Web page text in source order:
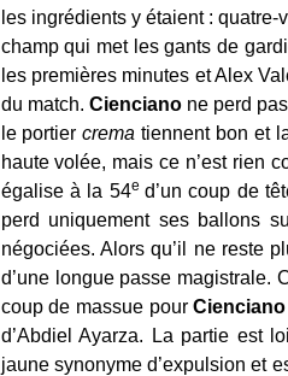
les ingrédients y étaient :
champ qui met les gants de
les premières minutes et Alex
du match. Ciencianone perd
le portiercrema tiennent bon et
haute volée, mais ce n’est rien
égalise à la 54ed’un coup de
perd uniquement ses ballons
négociées. Alors qu’il ne reste
d’une longue passe magistrale.
coup de massue pourCienciano
d’Abdiel Ayarza. La partie est
jaune synonyme d’expulsion et